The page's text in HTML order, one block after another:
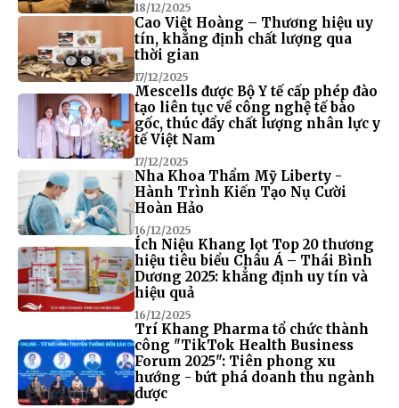
18/12/2025
Cao Việt Hoàng – Thương hiệu uy
tín, khẳng định chất lượng qua
thời gian
17/12/2025
Mescells được Bộ Y tế cấp phép đào
tạo liên tục về công nghệ tế bào
gốc, thúc đẩy chất lượng nhân lực y
tế Việt Nam
17/12/2025
Nha Khoa Thẩm Mỹ Liberty -
Hành Trình Kiến Tạo Nụ Cười
Hoàn Hảo
16/12/2025
Ích Niệu Khang lọt Top 20 thương
hiệu tiêu biểu Châu Á – Thái Bình
Dương 2025: khẳng định uy tín và
hiệu quả
16/12/2025
Trí Khang Pharma tổ chức thành
công "TikTok Health Business
Forum 2025": Tiên phong xu
hướng - bứt phá doanh thu ngành
dược